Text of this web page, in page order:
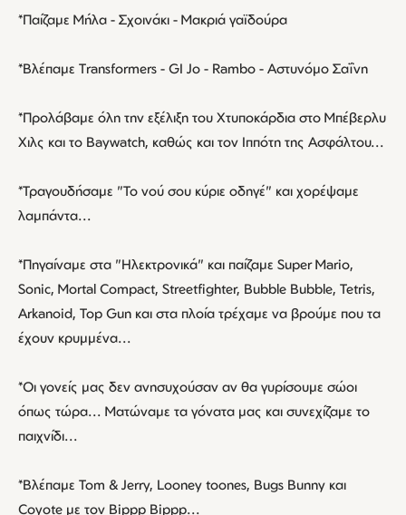
*Παίζαμε Μήλα - Σχοινάκι - Μακριά γαϊδούρα
*Βλέπαμε Transformers - GI Jo - Rambo - Αστυνόμο Σαΐνη
*Προλάβαμε όλη την εξέλιξη του Χτυποκάρδια στο Μπέβερλυ
Χιλς και το Baywatch, καθώς και τον Ιππότη της Ασφάλτου...
*Τραγουδήσαμε "Το νού σου κύριε οδηγέ" και χορέψαμε
λαμπάντα...
*Πηγαίναμε στα "Ηλεκτρονικά" και παίζαμε Super Mario,
Sonic, Mortal Compact, Streetfighter, Bubble Bubble, Tetris,
Arkanoid, Top Gun και στα πλοία τρέχαμε να βρούμε που τα
έχουν κρυμμένα...
*Οι γονείς μας δεν ανησυχούσαν αν θα γυρίσουμε σώοι
όπως τώρα... Ματώναμε τα γόνατα μας και συνεχίζαμε το
παιχνίδι...
*Βλέπαμε Tom & Jerry, Looney toones, Bugs Bunny και
Coyote με τον Bippp Bippp...